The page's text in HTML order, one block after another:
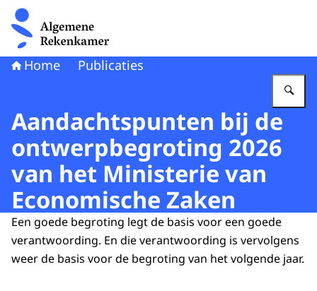
Naar de homepage van Algemene Rekenkamer
Home Publicaties
Aandachtspunten bij de
ontwerpbegroting 2026
van het Ministerie van
Economische Zaken
Een goede begroting legt de basis voor een goede
verantwoording. En die verantwoording is vervolgens
weer de basis voor de begroting van het volgende jaar.